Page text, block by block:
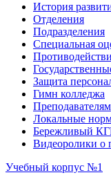
История
Отделения
Подразделения
Специальная
Защита
Гимн колледжа
Преподавателям
Локальные
Бережливый
Видеоролики о
Учебный корпус №1